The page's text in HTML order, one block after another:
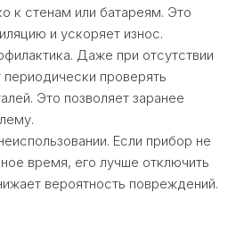
к стенам или батареям. Это
и ускоряет износ.
Даже при отсутствии
проверять
Это позволяет заранее
Если прибор не
время, его лучше отключить
вероятность повреждений.